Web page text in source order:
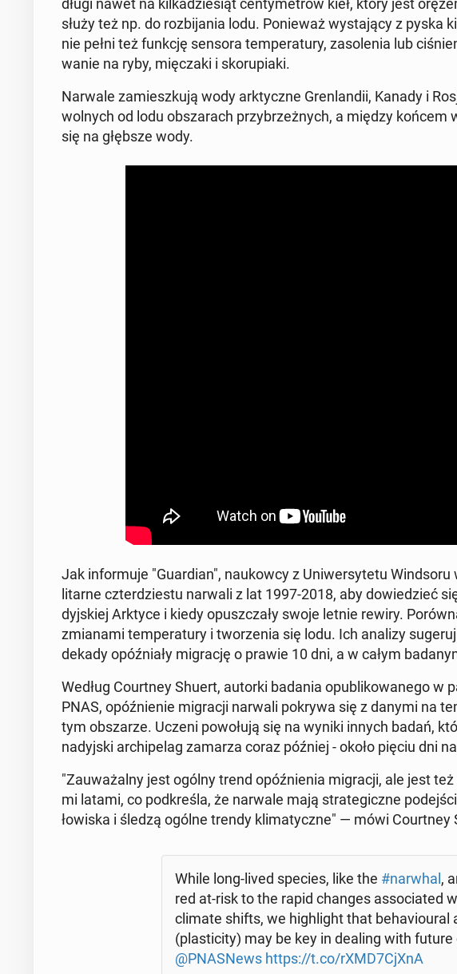
długi nawet na kil­ka­dzie­siąt cen­ty­me­trów kieł, który jest
służy też np. do roz­bi­ja­nia lodu. Po­nie­waż wy­sta­ją­cy z pyska
nie pełni też funkcję sensora tem­pe­ra­tu­ry, za­so­le­nia lub
wa­nie na ryby, mię­cza­ki i sko­ru­pia­ki.
Narwale za­miesz­ku­ją wody ark­tycz­ne Gren­lan­dii, Kanady i
wolnych od lodu ob­sza­rach przy­brzeż­nych, a między końcem
się na głębsze wody.
Jak in­for­mu­je "Gu­ar­dian", na­ukow­cy z Uni­wer­sy­te­tu
li­tar­ne czter­dzie­stu narwali z lat 1997-2018, aby do­wie­dzieć
dyj­skiej Arktyce i kiedy opusz­cza­ły swoje letnie rewiry.
zmia­na­mi tem­pe­ra­tu­ry i two­rze­nia się lodu. Ich analizy
dekady opóź­nia­ły mi­gra­cję o prawie 10 dni, a w całym
Według Co­urt­ney Shuert, autorki badania opu­bli­ko­wa­ne­go w
PNAS, opóź­nie­nie mi­gra­cji narwali pokrywa się z danymi na
tym ob­sza­rze. Uczeni po­wo­łu­ją się na wyniki innych badań,
na­dyj­ski ar­chi­pe­lag zamarza coraz później - około pięciu dni
"Za­uwa­żal­ny jest ogólny trend opóź­nie­nia mi­gra­cji, ale jest
mi latami, co pod­kre­śla, że narwale mają stra­te­gicz­ne
łowiska i śledzą ogólne trendy kli­ma­tycz­ne" — mówi Co­urt­ney
While long-lived species, like the #narwhal ,
red at-risk to the rapid changes as­so­cia­ted
climate shifts, we hi­gh­li­ght that be­ha­vio­ural
(pla­sti­ci­ty) may be key in dealing with
@PNA­SNews https://t.co/rXMD7CjXnA